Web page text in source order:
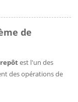
de
est l'un des
des opérations de